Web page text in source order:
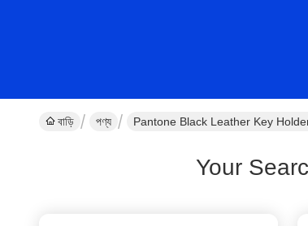
বাড়ি পণ্য Pantone Black Leather Key
Your